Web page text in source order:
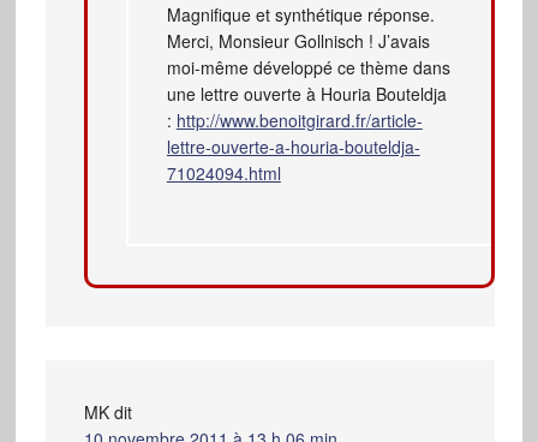
Magnifique et synthétique réponse.
Merci, Monsieur Gollnisch ! J’avais
moi-même développé ce thème dans
une lettre ouverte à Houria Bouteldja
: http://www.benoitgirard.fr/article-
lettre-ouverte-a-houria-bouteldja-
71024094.html
MK dit